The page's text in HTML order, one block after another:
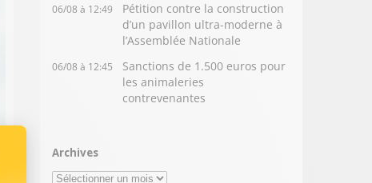
06/08 à 12:49
Pétition contre la construction
d’un pavillon ultra-moderne à
l’Assemblée Nationale
06/08 à 12:45
Sanctions de 1.500 euros pour
les animaleries
contrevenantes
Archives
Archives